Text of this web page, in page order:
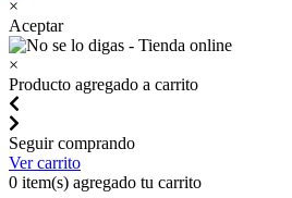
×
Aceptar
×
Producto agregado a carrito
Seguir comprando
Ver carrito
0 item(s) agregado tu carrito